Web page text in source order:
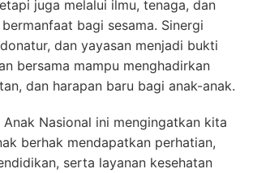
juga melalui ilmu, tenaga, dan
bagi sesama. Sinergi
dan yayasan menjadi bukti
bersama mampu menghadirkan
dan harapan baru bagi anak-anak.
Nasional ini mengingatkan kita
berhak mendapatkan perhatian,
serta layanan kesehatan